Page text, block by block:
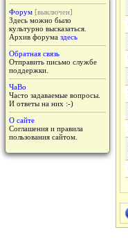
Форум [выключен]
Здесь можно было
культурно высказаться.
Архив форума здесь
Обратная связь
Отправить письмо службе
поддержки.
ЧаВо
Часто задаваемые вопросы.
И ответы на них :-)
О сайте
Соглашения и правила
пользования сайтом.